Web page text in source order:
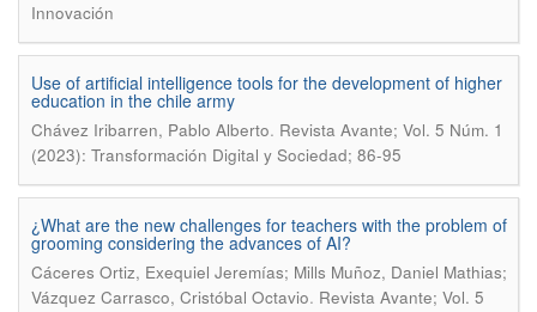
Innovación
Use of artificial intelligence tools for the development of higher
education in the chile army
Chávez Iribarren, Pablo Alberto. Revista Avante; Vol. 5 Núm. 1
(2023): Transformación Digital y Sociedad; 86-95
¿What are the new challenges for teachers with the problem of
grooming considering the advances of AI?
Cáceres Ortiz, Exequiel Jeremías; Mills Muñoz, Daniel Mathias;
Vázquez Carrasco, Cristóbal Octavio. Revista Avante; Vol. 5